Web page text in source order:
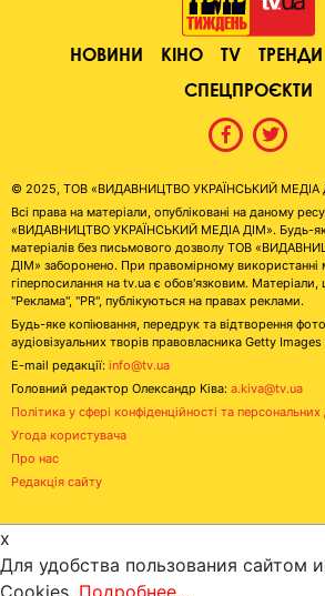
НОВИНИ КІНО TV ТРЕНДИ
СПЕЦПРОЄКТИ
© 2025, ТОВ «ВИДАВНИЦТВО УКРАЇНСЬКИЙ МЕДІА
Всі права на матеріали, опубліковані на даному
«ВИДАВНИЦТВО УКРАЇНСЬКИЙ МЕДІА ДІМ». Будь-
матеріалів без письмового дозволу ТОВ
ДІМ» заборонено. При правомірному використанні
гіперпосилання на tv.ua є обов'язковим. Матеріали,
"Реклама", "PR", публікуються на правах реклами.
Будь-яке копіювання, передрук та відтворення
аудіовізуальних творів правовласника Getty
E-mail редакції: info@tv.ua
Головний редактор Олександр Ківа: a.kiva@tv.ua
Політика у сфері конфіденційності та
Угода користувача
Про нас
Редакція сайту
x
Для удобства пользования сайтом